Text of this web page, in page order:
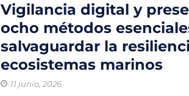
Vigilancia digital y
ocho métodos
salvaguardar la
ecosistemas marinos
11 junio, 2026